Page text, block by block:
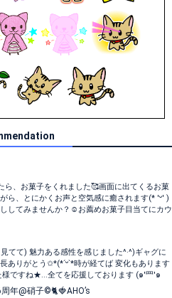
ら、お菓子をくれました🥰画面に出てくるお菓
ら、とにかくお声と空気感に癒されます(* 'ᵕ' )
してみませんか？☺️お薦めお菓子目当てにカウ
てて) 魅力ある感性を感じました^·^)ギャグに
ありがとう✩*(*´ᵕ`*時が経てば 変化もあります
様ですね★...全てを応援しております (๑'罒'๑
年@硝子©🐈🍓AHO’s